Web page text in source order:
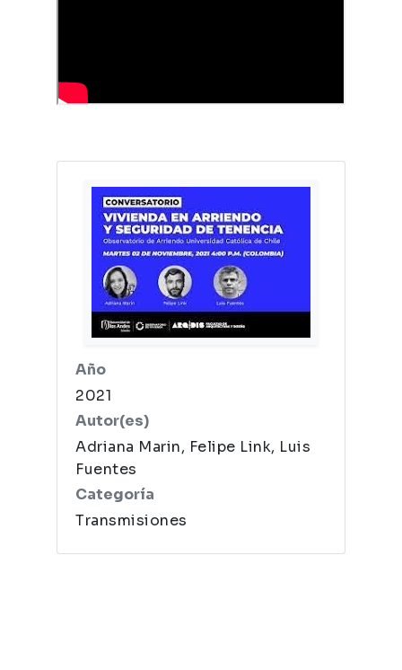
Año
2021
Autor(es)
Adriana Marin, Felipe Link, Luis
Fuentes
Categoría
Transmisiones